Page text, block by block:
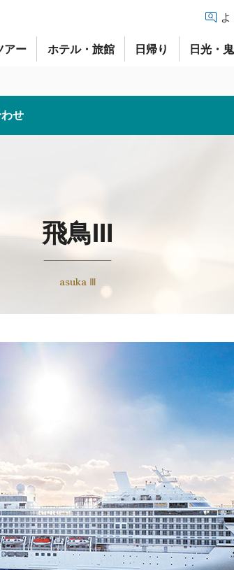
アー ホテル・旅館 日帰り 日光・
せ
飛鳥Ⅲ
asuka Ⅲ